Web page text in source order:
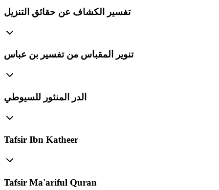
تفسير الكشاف عن حقائق التنزيل
تنوير المقباس من تفسير بن عباس
الدر المنثور للسيوطي
Tafsir Ibn Katheer
Tafsir Ma'ariful Quran